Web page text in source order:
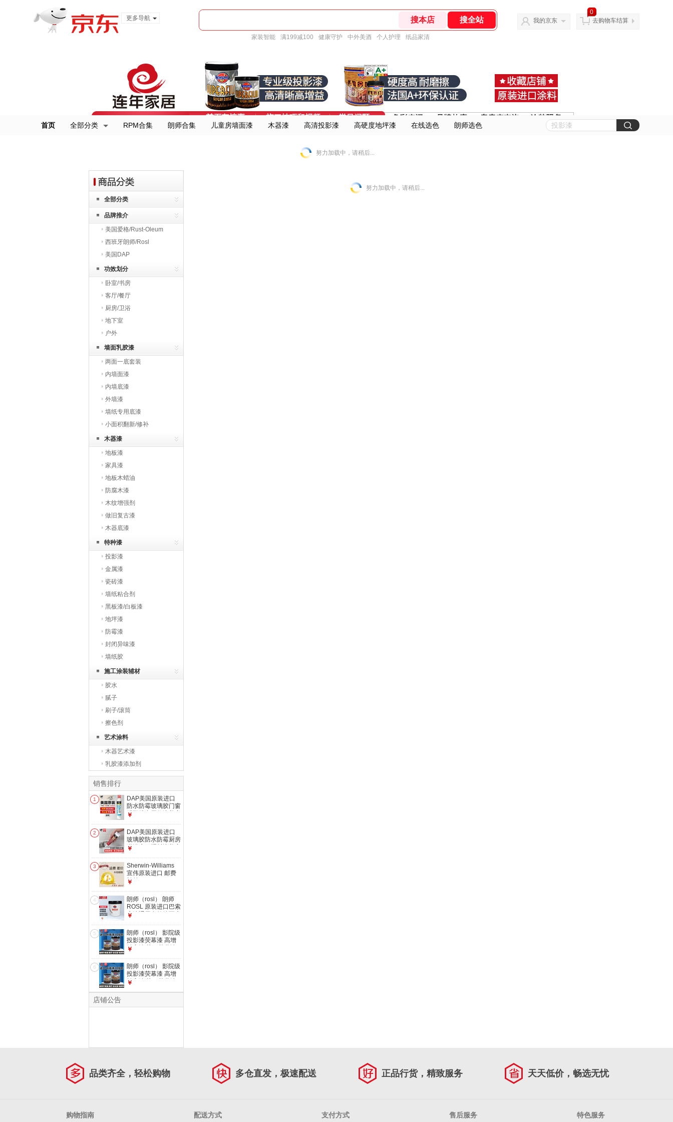
更多导航
家装智能 满199减100 健康守护 中外美酒 个人护理 纸品家清
我的京东
0
去购物车结算
首页 全部分类 RPM合集 朗师合集 儿童房墙面漆 木器漆 高清投影漆 高硬度地坪漆 在线选色 朗师选色
努力加载中，请稍后...
全部分类
品牌推介
美国爱格/Rust-Oleum
西班牙朗师/Rosl
美国DAP
功效划分
卧室/书房
客厅/餐厅
厨房/卫浴
地下室
户外
墙面乳胶漆
两面一底套装
内墙面漆
内墙底漆
外墙漆
墙纸专用底漆
小面积翻新/修补
木器漆
地板漆
家具漆
地板木蜡油
防腐木漆
木纹增强剂
做旧复古漆
木器底漆
特种漆
投影漆
金属漆
瓷砖漆
墙纸粘合剂
黑板漆/白板漆
地坪漆
防霉漆
封闭异味漆
墙纸胶
施工涂装辅材
胶水
腻子
刷子/滚筒
擦色剂
艺术涂料
木器艺术漆
乳胶漆添加剂
销售排行
1
DAP美国原装进口
防水防霉玻璃胶门窗
踢脚线专用收边美容
色 300毫升
￥
2
DAP美国原装进口
玻璃胶防水防霉厨房
淋浴房马桶封边美容
￥
3
Sherwin-Williams
宣伟原装进口 邮费
补差
￥
4
朗师（rosl） 朗师
ROSL 原装进口巴索
底漆通用内外墙面底
漆 白色(14L)
￥
5
朗师（rosl） 影院级
投影漆荧幕漆 高增
益高清晰4K荧幕漆
灰色套装(一底两面)
4L(20㎡左右)
￥
6
朗师（rosl） 影院级
投影漆荧幕漆 高增
益高清晰4K荧幕漆
￥
店铺公告
努力加载中，请稍后...
品类齐全，轻松购物 多仓直发，极速配送 正品行货，精致服务 天天低价，畅选无忧
购物指南 配送方式 支付方式 售后服务 特色服务